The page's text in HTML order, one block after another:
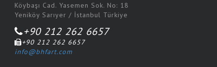
Köybaşı Cad. Yasemen Sok. No: 18
Yeniköy Sarıyer / İstanbul Türkiye
+90 212 262 6657
+90 212 262 6657
info@bhfart.com